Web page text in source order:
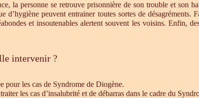
la personne se retrouve prisonnière de son trouble et son
d’hygiène peuvent entrainer toutes sortes de désagréments.
et insoutenables alertent souvent les voisins. Enfin,
intervenir ?
pour les cas de Syndrome de Diogène.
les cas d’insalubrité et de débarras dans le cadre du